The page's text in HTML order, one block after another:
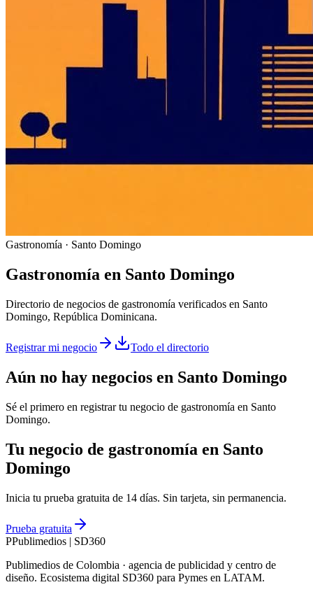
Gastronomía · Santo Domingo
Gastronomía en Santo Domingo
Directorio de negocios de gastronomía verificados en Santo
Domingo, República Dominicana.
Registrar mi negocio Todo el directorio
Aún no hay negocios en Santo Domingo
Sé el primero en registrar tu negocio de gastronomía en Santo
Domingo.
Tu negocio de gastronomía en Santo
Domingo
Inicia tu prueba gratuita de 14 días. Sin tarjeta, sin permanencia.
Prueba gratuita
PPublimedios | SD360
Publimedios de Colombia · agencia de publicidad y centro de
diseño. Ecosistema digital SD360 para Pymes en LATAM.